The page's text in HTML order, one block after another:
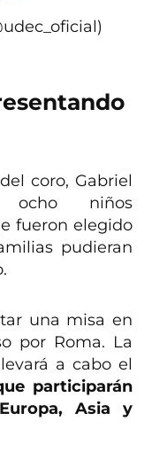
coro, Gabriel
ocho niños
fueron elegido
pudieran
una misa en
por Roma. La
a cabo el
participarán
Asia y